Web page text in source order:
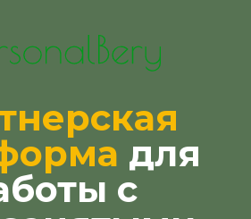
для
с